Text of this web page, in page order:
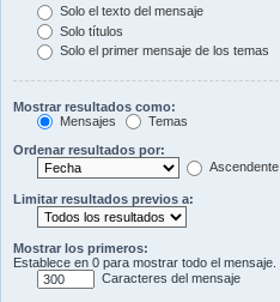
Solo el texto del mensaje
Solo títulos
Solo el primer mensaje de los temas
Mostrar resultados como:
Mensajes
Temas
Ordenar resultados por:
Ascendente
Limitar resultados previos a:
Mostrar los primeros:
Establece en 0 para mostrar todo el mensaje.
Caracteres del mensaje